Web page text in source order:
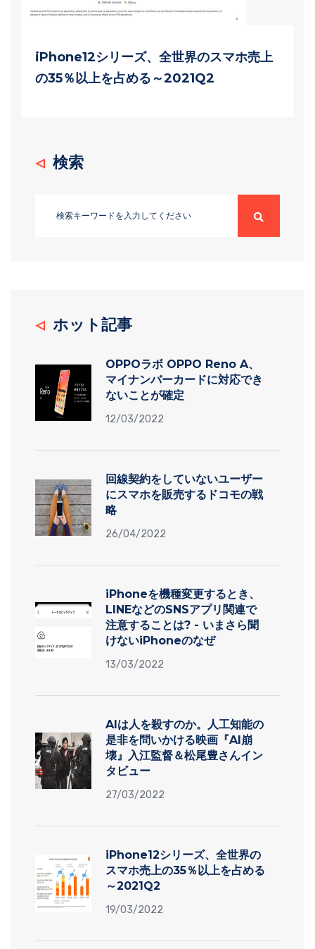
iPhone12シリーズ、全世界のスマホ売上
の35％以上を占める～2021Q2
検索
ホット記事
OPPOラボ OPPO Reno A、
マイナンバーカードに対応でき
ないことが確定
12/03/2022
回線契約をしていないユーザー
にスマホを販売するドコモの戦
略
26/04/2022
iPhoneを機種変更するとき、
LINEなどのSNSアプリ関連で
注意することは? - いまさら聞
けないiPhoneのなぜ
13/03/2022
AIは人を殺すのか。人工知能の
是非を問いかける映画『AI崩
壊』入江監督＆松尾豊さんイン
タビュー
27/03/2022
iPhone12シリーズ、全世界の
スマホ売上の35％以上を占める
～2021Q2
19/03/2022